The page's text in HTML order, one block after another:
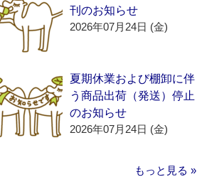
刊のお知らせ
2026年07月24日 (金)
夏期休業および棚卸に伴
う商品出荷（発送）停止
のお知らせ
2026年07月24日 (金)
もっと見る »